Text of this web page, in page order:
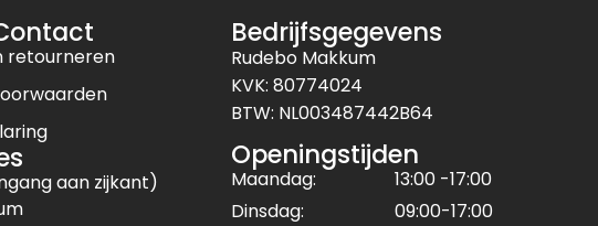
retourneren
aan zijkant)
Bedrijfsgegevens
Rudebo Makkum
KVK: 80774024
BTW: NL003487442B64
Openingstijden
Maandag:
13:00 -17:00
Dinsdag:
09:00-17:00